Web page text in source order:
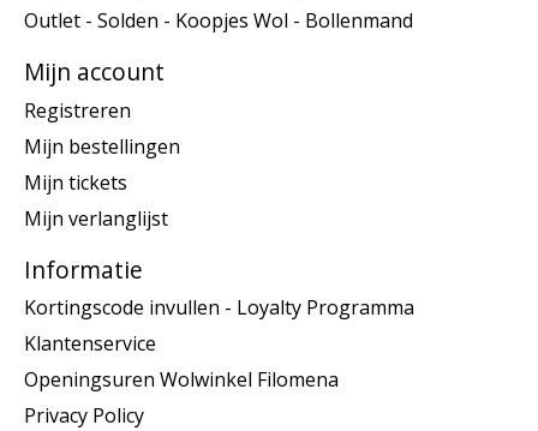
Outlet - Solden - Koopjes Wol - Bollenmand
Mijn account
Registreren
Mijn bestellingen
Mijn tickets
Mijn verlanglijst
Informatie
Kortingscode invullen - Loyalty Programma
Klantenservice
Openingsuren Wolwinkel Filomena
Privacy Policy